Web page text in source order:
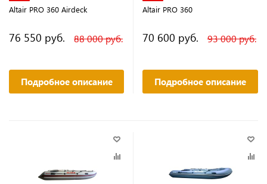
Altair PRO 360 Airdeck
76 550 руб. 88 000 руб.
Подробное описание
Altair PRO 360
70 600 руб. 93 000 руб.
Подробное описание